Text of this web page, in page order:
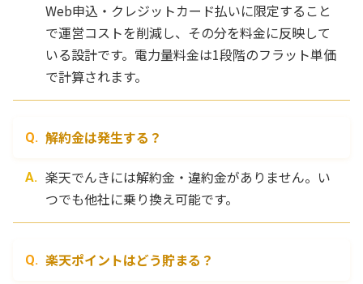
Web申込・クレジットカード払いに限定すること
で運営コストを削減し、その分を料金に反映して
いる設計です。電力量料金は1段階のフラット単価
で計算されます。
解約金は発生する？
楽天でんきには解約金・違約金がありません。い
つでも他社に乗り換え可能です。
楽天ポイントはどう貯まる？